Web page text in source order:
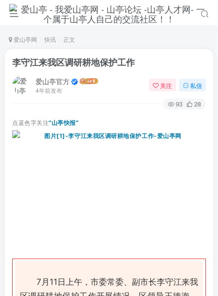
爱山亭网 快讯 正文
李守江来我区调研耕地保护工作
爱山亭官方
4年前发布
关注 私信
93 28
点蓝色字关注“山亭快报”
7月11日上午，市委常委、副市长李守江来我